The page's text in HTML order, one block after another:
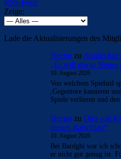
RSS-Feed
Zeige:
Lade die Aktualisierungen des
Hectorzu Araújo hat
„Er will etwas Neues
10. August 2026
Von welchem Spielstil
,Gegentore kassieren
Spiele verlieren und
Hectorzu Duo soll
diesen Ratschlag“
10. August 2026
Bei Bardghi war ich
er nicht gut genug ist.